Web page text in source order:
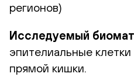
регионов)
Исследуемый
эпителиальные
прямой кишки.